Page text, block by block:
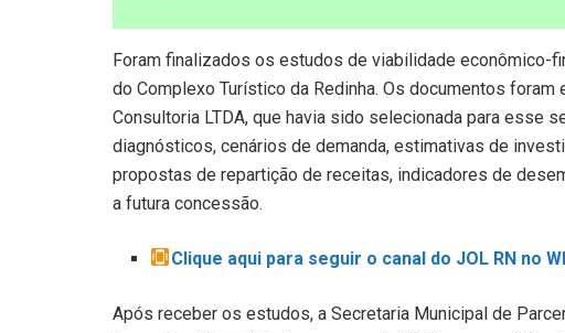
Foram finalizados os estudos de viabilidade econômico-
do Complexo Turístico da Redinha. Os documentos
Consultoria LTDA, que havia sido selecionada para esse
diagnósticos, cenários de demanda, estimativas de
propostas de repartição de receitas, indicadores de
a futura concessão.
Clique aqui para seguir o canal do JOL RN no
Após receber os estudos, a Secretaria Municipal de